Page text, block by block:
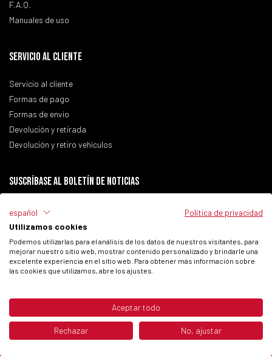
F.A.Q.
Manuales de uso
SERVICIO AL CLIENTE
Servicio al cliente
Formas de pago
Formas de envío
Devolución y retirada
Devolución y retiro vehículos
Suscríbase al boletín de noticias
He leído la Política de Privacidad del sitio.
Autorizo el tratamiento de mis datos personales para recibir comunicaciones
comerciales de Fantic Motor SPA.
© 2026 Fantic Inc. All rights reserved.
español
Política de privacidad
Utilizamos cookies
Podemos utilizarlas para el análisis de los datos de nuestros visitantes, para
mejorar nuestro sitio web, mostrar contenido personalizado y brindarle una
excelente experiencia en el sitio web. Para obtener más información sobre
las cookies que utilizamos, abre los ajustes.
Aceptar todo
Rechazar No, ajustar